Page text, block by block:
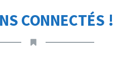
CONNECTÉS !